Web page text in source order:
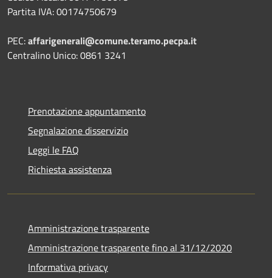
Partita IVA: 00174750679
PEC:affarigenerali@comune.teramo.pecpa.it
Centralino Unico: 0861 3241
Prenotazione appuntamento
Segnalazione disservizio
Leggi le FAQ
Richiesta assistenza
Amministrazione trasparente
Amministrazione trasparente fino al 31/12/2020
Informativa privacy